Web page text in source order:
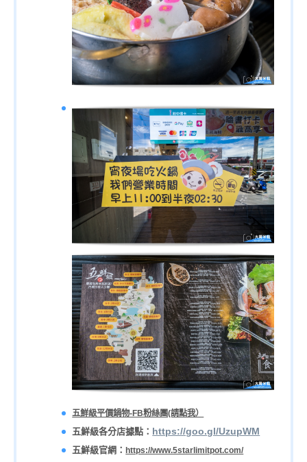
五鮮級平價鍋物-FB粉絲團(請點我）
五鮮級各分店據點： https://goo.gl/UzupWM
五鮮級官網 ：https://www.5starlimitpot.com/